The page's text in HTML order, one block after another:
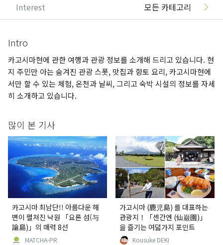
Interest 모든 카테고리
Intro
카고시마현에 관한 여행과 관광 정보를 소개해 드리고 있습니다. 현
지 주민만 아는 숨겨진 관광 스폿, 맛집과 향토 요리, 카고시마현에
서만 할 수 있는 체험, 온천과 날씨, 그리고 숙박 시설의 정보를 자세
히 소개하고 있습니다.
많이 본 기사
카고시마 최남단!! 아름다운 해
변이 펼쳐진 낙원 「요론 섬(与
論島)」의 매력 8선
MATCHA-PR
가고시마 (鹿児島) 를 대표하는
관광지！「센간엔 (仙巌園)」
을 즐기는 여덟가지 포인트
Kousuke DEKI